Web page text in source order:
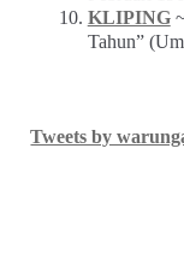
KLIPING~
Tahun”
Tweets by